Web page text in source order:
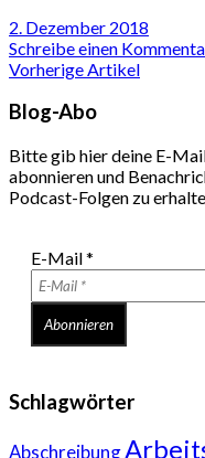
2. Dezember 2018
Schreibe einen
Vorherige Artikel
Blog-Abo
Bitte gib hier deine E-
abonnieren und
Podcast-Folgen zu
E-Mail*
Schlagwörter
Abschreibung